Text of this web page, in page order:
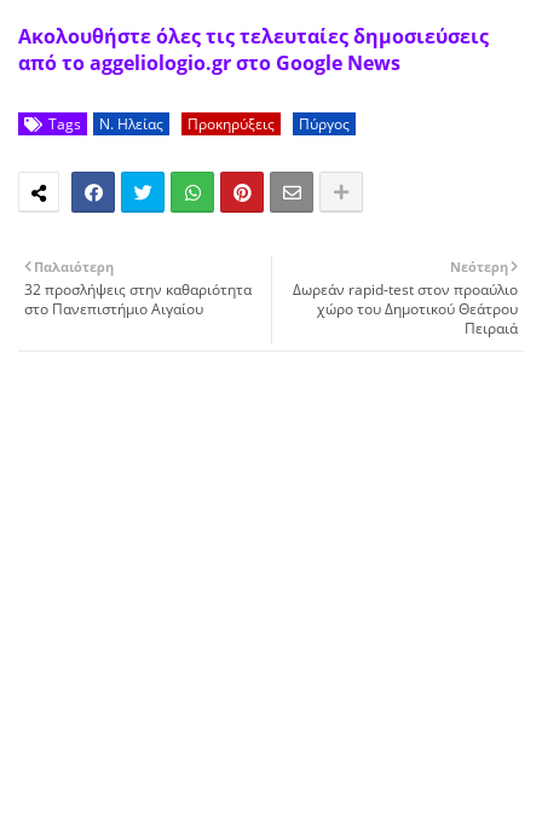
Ακολουθήστε όλες τις τελευταίες δημοσιεύσεις
από το aggeliologio.gr στο Google News
Tags Ν. Ηλείας Προκηρύξεις Πύργος
Νεότερη
Δωρεάν rapid-test στον προαύλιο
χώρο του Δημοτικού Θεάτρου
Πειραιά
Παλαιότερη
32 προσλήψεις στην καθαριότητα
στο Πανεπιστήμιο Αιγαίου